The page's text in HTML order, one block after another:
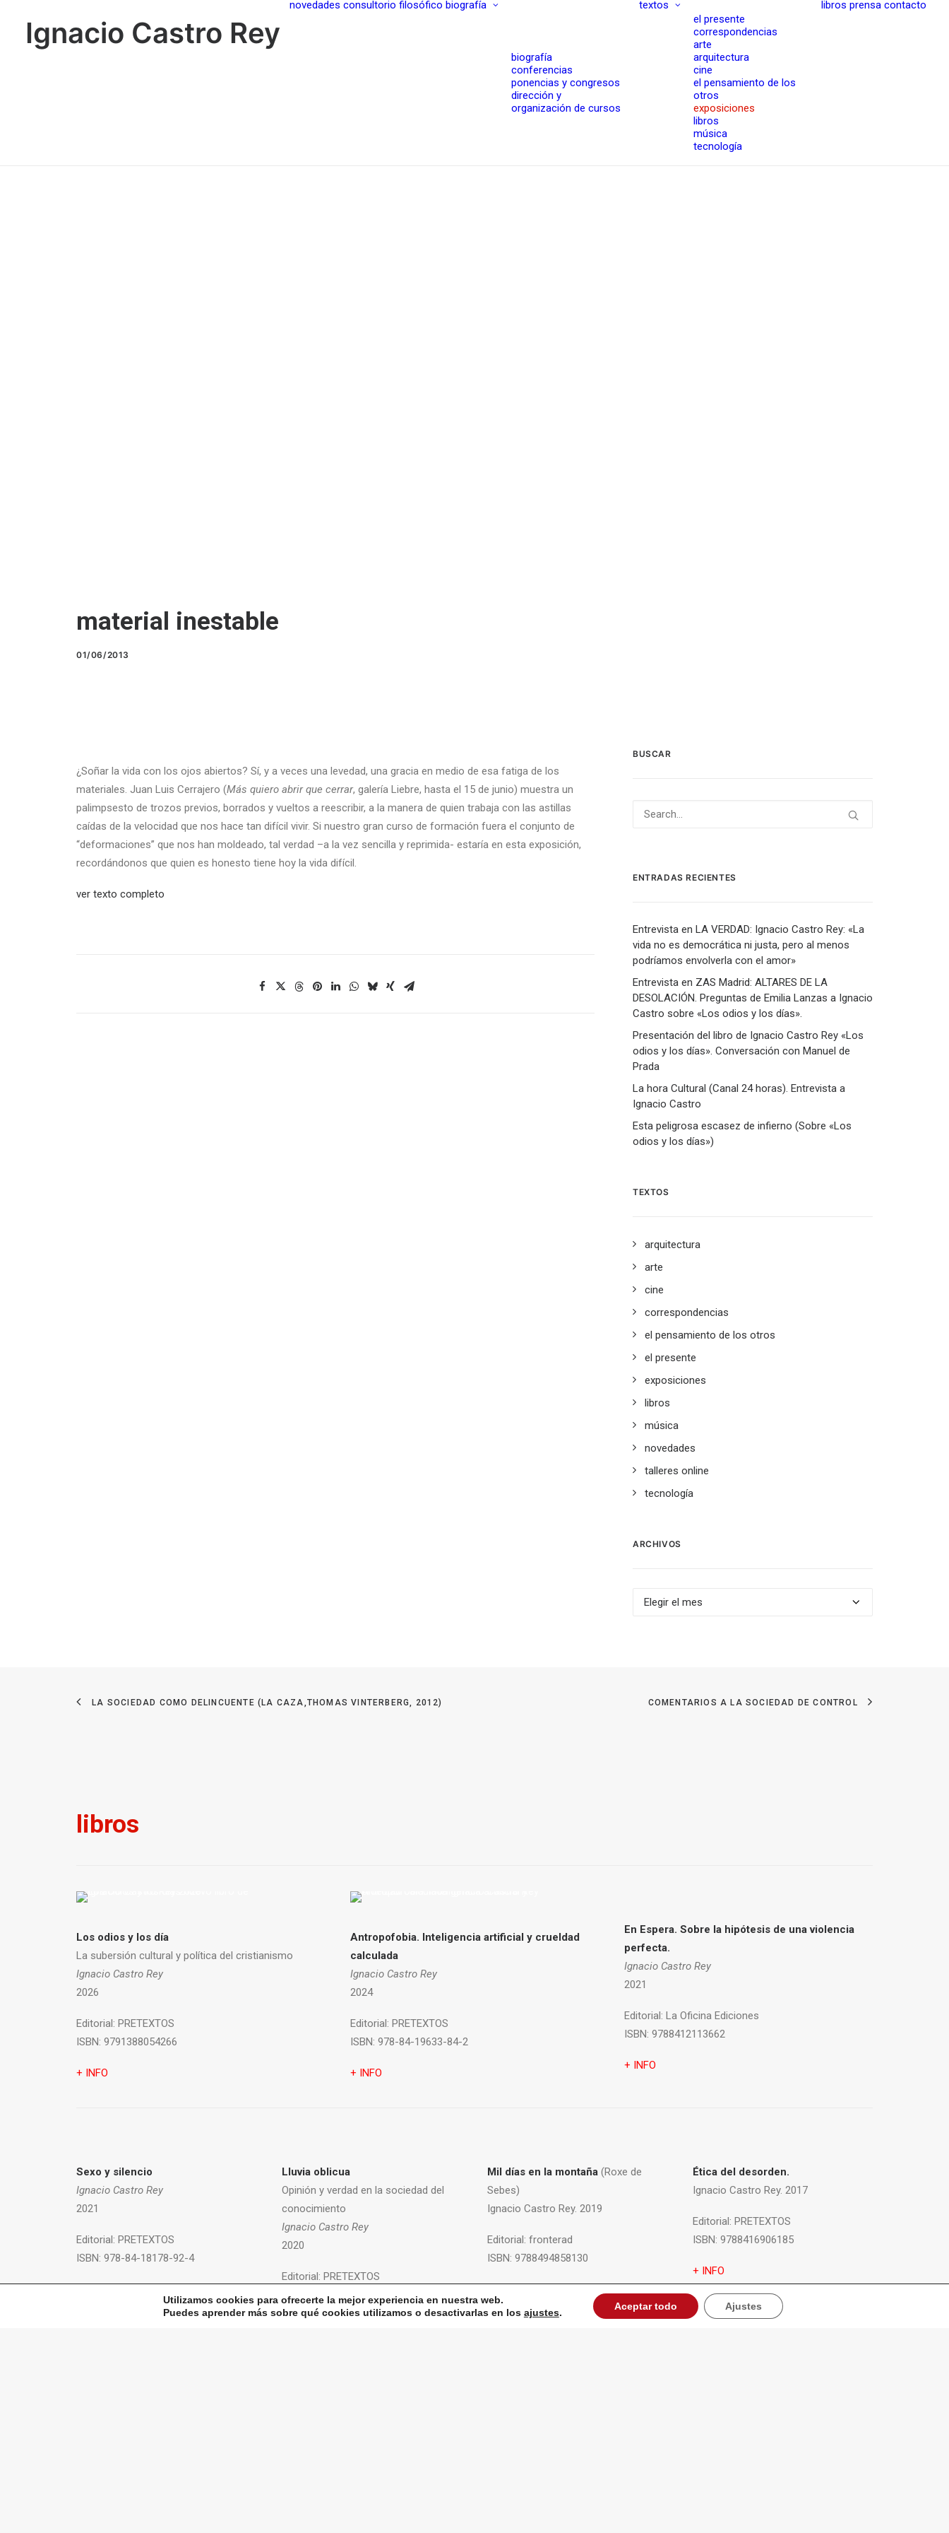
Ignacio Castro Rey
novedades consultorio filosófico biografía
biografía
conferencias
ponencias y congresos
dirección y
organización de cursos
textos
el presente
correspondencias
arte
arquitectura
cine
el pensamiento de los
otros
exposiciones
libros
música
tecnología
libros prensa contacto
material inestable
01/06/2013
¿Soñar la vida con los ojos abiertos? Sí, y a veces una levedad, una gracia en medio de esa fatiga de los
materiales. Juan Luis Cerrajero (Más quiero abrir que cerrar, galería Liebre, hasta el 15 de junio) muestra un
palimpsesto de trozos previos, borrados y vueltos a reescribir, a la manera de quien trabaja con las astillas
caídas de la velocidad que nos hace tan difícil vivir. Si nuestro gran curso de formación fuera el conjunto de
“deformaciones” que nos han moldeado, tal verdad –a la vez sencilla y reprimida- estaría en esta exposición,
recordándonos que quien es honesto tiene hoy la vida difícil.
ver texto completo
BUSCAR
ENTRADAS RECIENTES
Entrevista en LA VERDAD: Ignacio Castro Rey: «La
vida no es democrática ni justa, pero al menos
podríamos envolverla con el amor»
Entrevista en ZAS Madrid: ALTARES DE LA
DESOLACIÓN. Preguntas de Emilia Lanzas a Ignacio
Castro sobre «Los odios y los días».
Presentación del libro de Ignacio Castro Rey «Los
odios y los días». Conversación con Manuel de
Prada
La hora Cultural (Canal 24 horas). Entrevista a
Ignacio Castro
Esta peligrosa escasez de infierno (Sobre «Los
odios y los días»)
TEXTOS
arquitectura
arte
cine
correspondencias
el pensamiento de los otros
el presente
exposiciones
libros
música
novedades
talleres online
tecnología
ARCHIVOS
Archivos
LA SOCIEDAD COMO DELINCUENTE (LA CAZA,THOMAS VINTERBERG, 2012) COMENTARIOS A LA SOCIEDAD DE CONTROL
libros
Los odios y los día
La subersión cultural y política del cristianismo
Ignacio Castro Rey
2026
Editorial: PRETEXTOS
ISBN: 9791388054266
+ INFO
Antropofobia. Inteligencia artificial y crueldad
calculada
Ignacio Castro Rey
2024
Editorial: PRETEXTOS
ISBN: 978-84-19633-84-2
+ INFO
En Espera. Sobre la hipótesis de una violencia
perfecta.
Ignacio Castro Rey
2021
Editorial: La Oficina Ediciones
ISBN: 9788412113662
+ INFO
Sexo y silencio
Ignacio Castro Rey
2021
Editorial: PRETEXTOS
ISBN: 978-84-18178-92-4
Lluvia oblicua
Opinión y verdad en la sociedad del
conocimiento
Ignacio Castro Rey
2020
Editorial: PRETEXTOS
ISBN:
978-84-17830-90-8
Mil días en la montaña (Roxe de
Sebes)
Ignacio Castro Rey. 2019
Editorial: fronterad
ISBN: 9788494858130
Ética del desorden.
Ignacio Castro Rey. 2017
Editorial: PRETEXTOS
ISBN: 9788416906185
+ INFO
Utilizamos cookies para ofrecerte la mejor experiencia en nuestra web.
Puedes aprender más sobre qué cookies utilizamos o desactivarlas en los ajustes.
Aceptar todo Ajustes